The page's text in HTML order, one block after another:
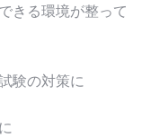
きる環境が整って
験の対策に